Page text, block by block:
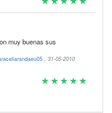
muy buenas sus
, 31-05-2010